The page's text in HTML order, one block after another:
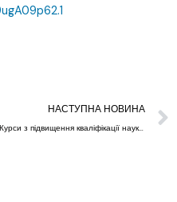
НАСТУПНА НОВИНА
Курси з підвищення кваліфікації наукових працівників наукових установ НААН та науково-педагогічних працівників аграрних закладів